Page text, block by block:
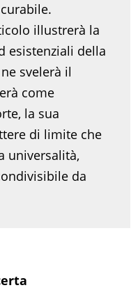
illustrerà la
esistenziali della
svelerà il
come
la sua
di limite che
universalità,
da